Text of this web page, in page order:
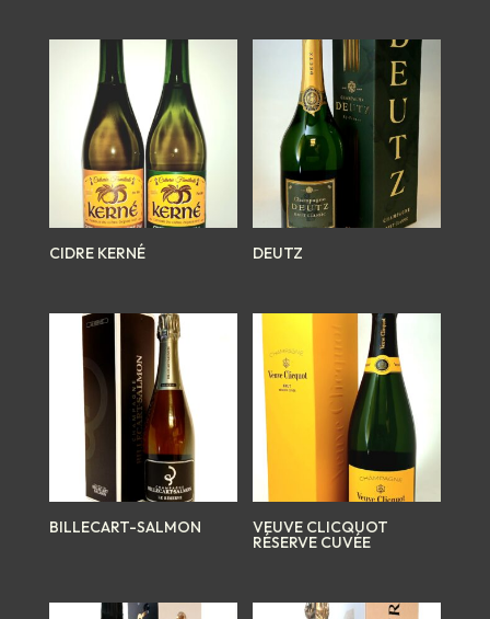
CIDRE KERNÉ DEUTZ
BILLECART-SALMON VEUVE CLICQUOT
RÉSERVE CUVÉE